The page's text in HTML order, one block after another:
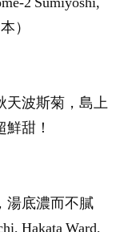
）
天波斯菊，島上
甜！
湯底濃而不膩